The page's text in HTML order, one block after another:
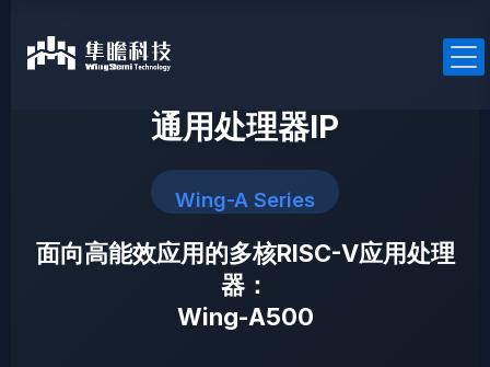
通用处理器IP
Wing-A Series
面向高能效应用的多核RISC-V应用处理
器：
Wing-A500
RISC-V处理器IP